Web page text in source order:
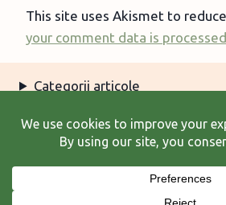
This site uses Akismet to
your comment data is
Categorii articole